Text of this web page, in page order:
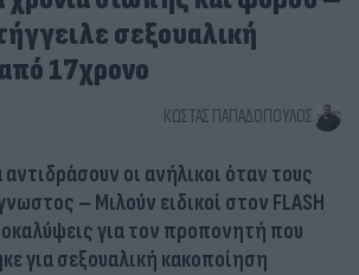
σεξουαλική
17χρονο
ΚΏΣΤΑΣ ΠΑΠΑΔΌΠΟΥΛΟΣ
οι ανήλικοι όταν τους
– Μιλούν ειδικοί στον FLASH
για τον προπονητή που
για σεξουαλική κακοποίηση